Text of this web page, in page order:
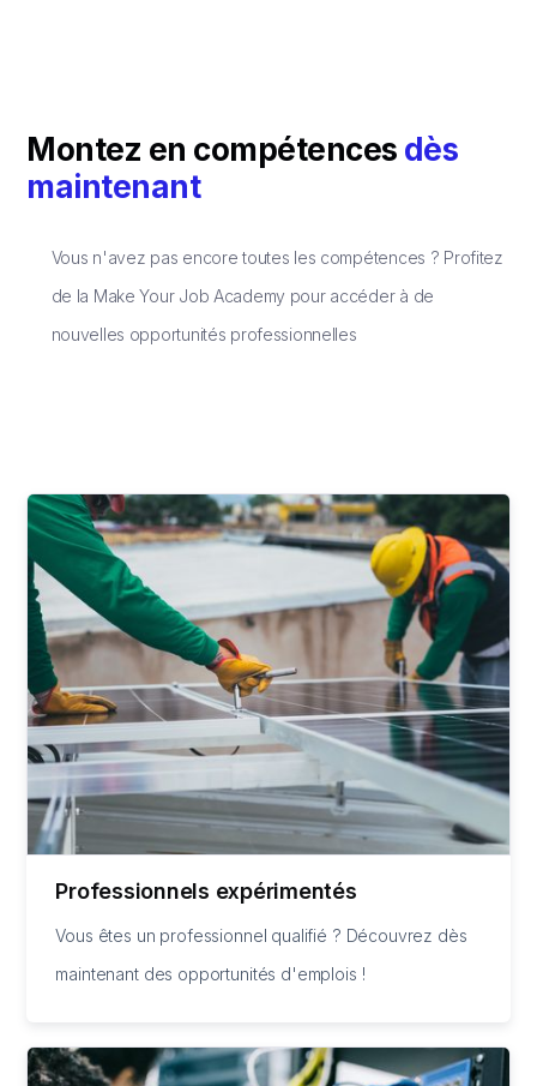
Montez en compétences dès
maintenant
Vous n'avez pas encore toutes les compétences ? Profitez
de la Make Your Job Academy pour accéder à de
nouvelles opportunités professionnelles
Professionnels expérimentés
Vous êtes un professionnel qualifié ? Découvrez dès
maintenant des opportunités d'emplois !